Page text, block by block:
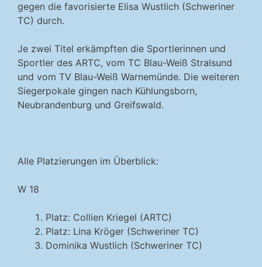
gegen die favorisierte Elisa Wustlich (Schweriner
TC) durch.
Je zwei Titel erkämpften die Sportlerinnen und
Sportler des ARTC, vom TC Blau-Weiß Stralsund
und vom TV Blau-Weiß Warnemünde. Die weiteren
Siegerpokale gingen nach Kühlungsborn,
Neubrandenburg und Greifswald.
Alle Platzierungen im Überblick:
W 18
Platz: Collien Kriegel (ARTC)
Platz: Lina Kröger (Schweriner TC)
Dominika Wustlich (Schweriner TC)